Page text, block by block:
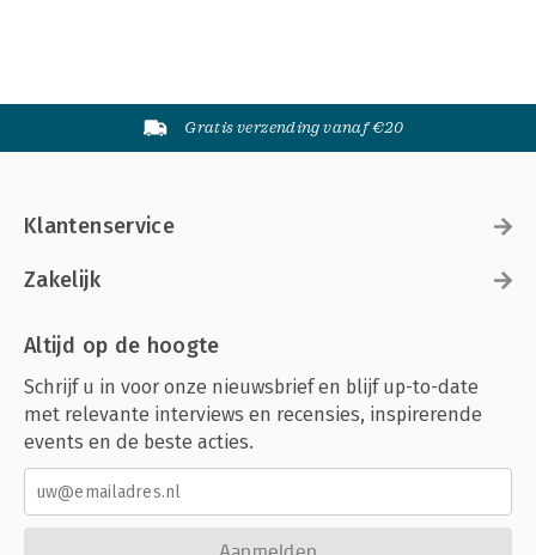
Gratis verzending vanaf €20
Klantenservice
Zakelijk
Altijd op de hoogte
Schrijf u in voor onze nieuwsbrief en blijf up-to-date
met relevante interviews en recensies, inspirerende
events en de beste acties.